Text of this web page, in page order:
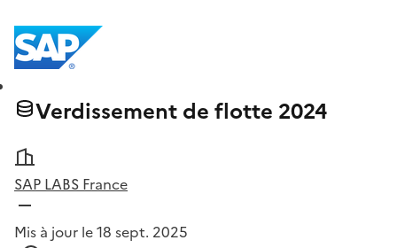
Verdissement de flotte 2024
SAP LABS France
Mis à jour le 18 sept. 2025